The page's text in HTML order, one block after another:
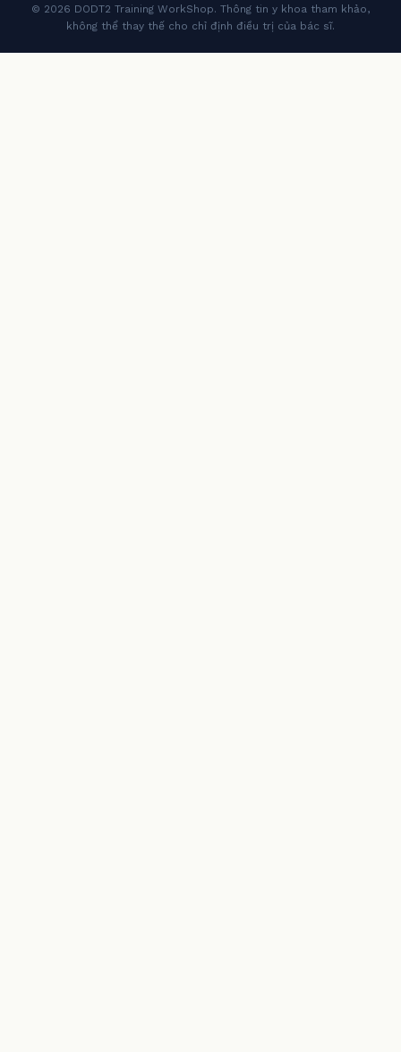
© 2026 DODT2 Training WorkShop. Thông tin y khoa tham khảo,
không thể thay thế cho chỉ định điều trị của bác sĩ.